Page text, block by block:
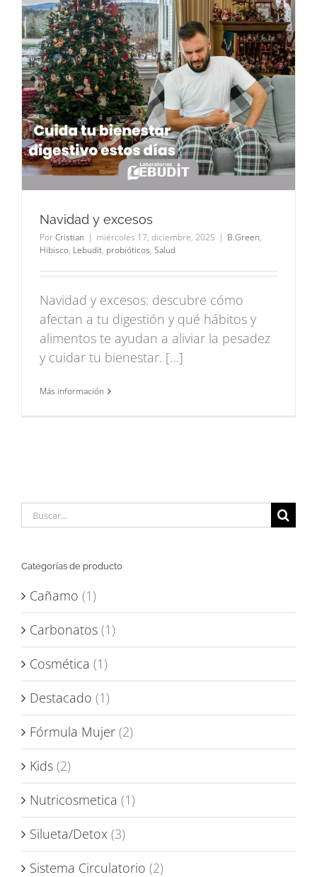
Navidad y excesos
PorCristian | miércoles 17, diciembre, 2025 | B.Green,
Hibisco, Lebudit, probióticos, Salud
Navidad y excesos: descubre cómo
afectan a tu digestión y qué hábitos y
alimentos te ayudan a aliviar la pesadez
y cuidar tu bienestar. […]
Más información
Buscar:
Categorías de producto
Cañamo (1)
Carbonatos (1)
Cosmética (1)
Destacado (1)
Fórmula Mujer (2)
Kids (2)
Nutricosmetica (1)
Silueta/Detox (3)
Sistema Circulatorio (2)